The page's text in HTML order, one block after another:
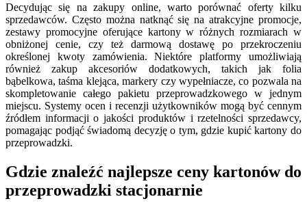
Decydując się na zakupy online, warto porównać oferty kilku
sprzedawców. Często można natknąć się na atrakcyjne promocje,
zestawy promocyjne oferujące kartony w różnych rozmiarach w
obniżonej cenie, czy też darmową dostawę po przekroczeniu
określonej kwoty zamówienia. Niektóre platformy umożliwiają
również zakup akcesoriów dodatkowych, takich jak folia
bąbelkowa, taśma klejąca, markery czy wypełniacze, co pozwala na
skompletowanie całego pakietu przeprowadzkowego w jednym
miejscu. Systemy ocen i recenzji użytkowników mogą być cennym
źródłem informacji o jakości produktów i rzetelności sprzedawcy,
pomagając podjąć świadomą decyzję o tym, gdzie kupić kartony do
przeprowadzki.
Gdzie znaleźć najlepsze ceny kartonów do
przeprowadzki stacjonarnie